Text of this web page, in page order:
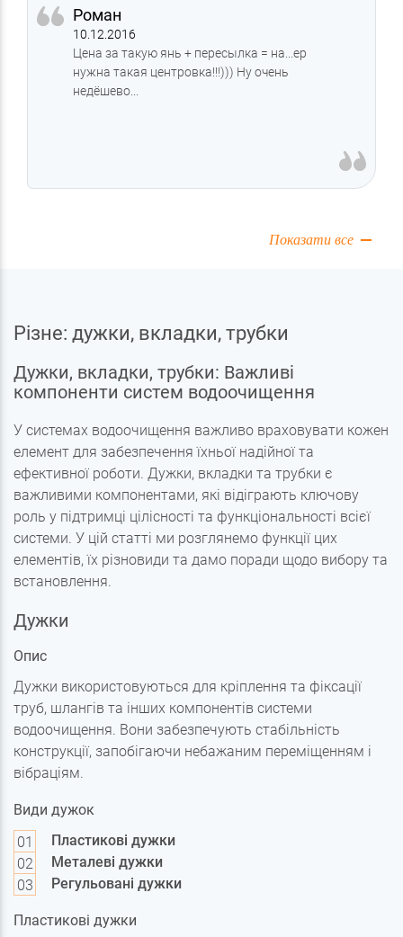
Роман
10.12.2016
Цена за такую янь + пересылка = на...ер
нужна такая центровка!!!))) Ну очень
недёшево...
Показати все
Різне: дужки, вкладки, трубки
Дужки, вкладки, трубки: Важливі
компоненти систем водоочищення
У системах водоочищення важливо враховувати кожен
елемент для забезпечення їхньої надійної та
ефективної роботи. Дужки, вкладки та трубки є
важливими компонентами, які відіграють ключову
роль у підтримці цілісності та функціональності всієї
системи. У цій статті ми розглянемо функції цих
елементів, їх різновиди та дамо поради щодо вибору та
встановлення.
Дужки
Опис
Дужки використовуються для кріплення та фіксації
труб, шлангів та інших компонентів системи
водоочищення. Вони забезпечують стабільність
конструкції, запобігаючи небажаним переміщенням і
вібраціям.
Види дужок
Пластикові дужки
Металеві дужки
Регульовані дужки
Пластикові дужки